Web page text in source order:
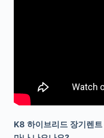
K8 하이브리드 장기렌